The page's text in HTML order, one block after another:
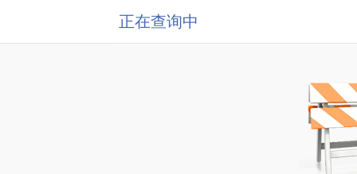
正在查询中